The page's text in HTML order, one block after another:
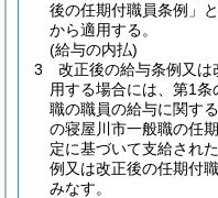
後の任期付職員条例」
から適用する。
(給与の内払)
3
改正後の給与条例又
用する場合には、第1
職の職員の給与に関す
の寝屋川市一般職の任
定に基づいて支給され
例又は改正後の任期付
みなす。